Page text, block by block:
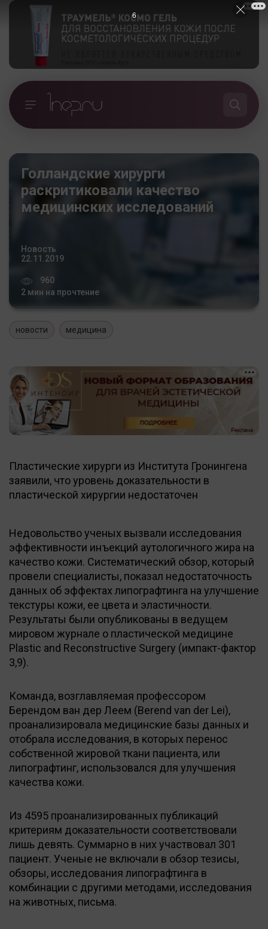
Голландские хирурги
раскритиковали качество
медицинских исследований
Новость
22.11.2019
960
2 мин на прочтение
новости медицина
Пластические хирурги из Института Гронингена
заявили, что уровень доказательности в
пластической хирургии недостаточен
Недовольство ученых вызвали исследования
эффективности инъекций аутологичного жира на
качество кожи. Систематический обзор, который
провели специалисты, показал недостаточность
данных об эффектах липографтинга на улучшение
текстуры кожи, ее цвета и эластичности.
Результаты были опубликованы в ведущем
мировом журнале о пластической медицине
Plastic and Reconstructive Surgery (импакт-фактор
3,9).
Команда, возглавляемая профессором
Берендом ван дер Леем (Berend van der Lei),
проанализировала медицинские базы данных и
отобрала исследования, в которых перенос
собственной жировой ткани пациента, или
липографтинг, использовался для улучшения
качества кожи.
Из 4595 проанализированных публикаций
критериям доказательности соответствовали
лишь девять. Суммарно в них участвовал 301
пациент. Ученые не включали в обзор тезисы,
обзоры, исследования липографтинга в
комбинации с другими методами, исследования
на животных, письма.
5